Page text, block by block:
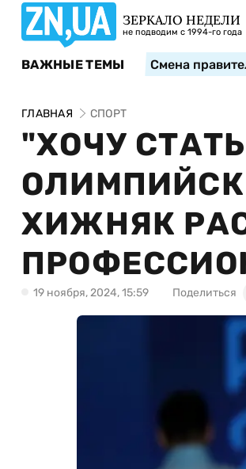
ЗЕРКАЛО НЕДЕЛИ
не подводим с 1994-го года
ВАЖНЫЕ ТЕМЫ Смена
ГЛАВНАЯ СПОРТ
"ХОЧУ
ХИЖНЯК
19 ноября, 2024, 15:59 Поделиться